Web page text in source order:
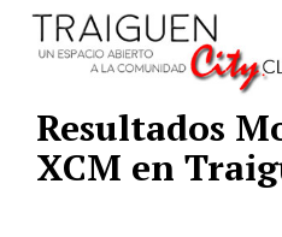
Resultados
XCM en